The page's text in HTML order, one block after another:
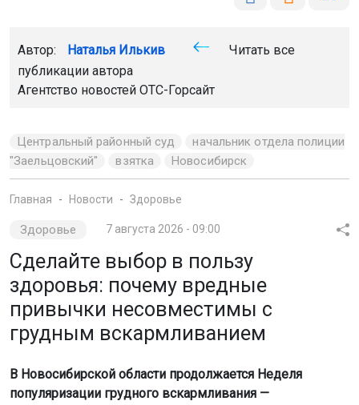
Автор: Наталья Илькив
Читать все
публикации автора
Агентство новостей ОТС-Горсайт
Центральный районный суд
начальник отдела полиции
"Заельцовский"
взятка Новосибирск
Главная Новости Здоровье
Здоровье 7 августа 2026 - 09:00
Сделайте выбор в пользу
здоровья: почему вредные
привычки несовместимы с
грудным вскармливанием
В Новосибирской области продолжается Неделя
популяризации грудного вскармливания —